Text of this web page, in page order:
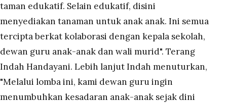
taman edukatif. Selain edukatif, disini
menyediakan tanaman untuk anak anak. Ini semua
tercipta berkat kolaborasi dengan kepala sekolah,
dewan guru anak-anak dan wali murid". Terang
Indah Handayani. Lebih lanjut Indah menuturkan,
"Melalui lomba ini, kami dewan guru ingin
menumbuhkan kesadaran anak-anak sejak dini